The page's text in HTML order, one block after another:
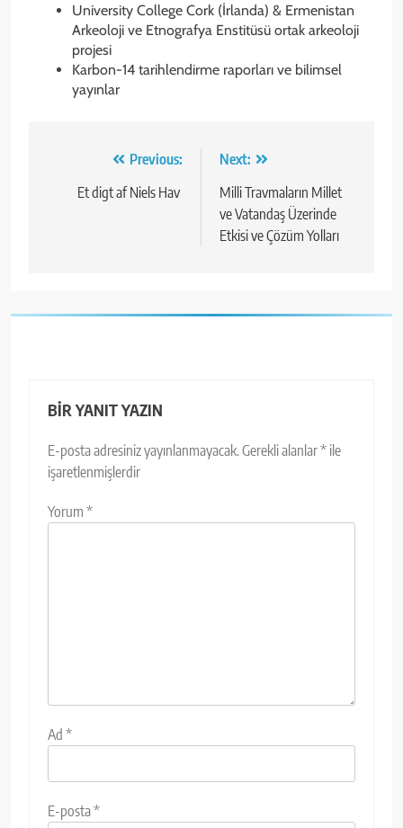
University College Cork (İrlanda) & Ermenistan
Arkeoloji ve Etnografya Enstitüsü ortak arkeoloji
projesi
Karbon-14 tarihlendirme raporları ve bilimsel
yayınlar
gezinmesi
Previous:
Et digt af Niels Hav
Next:
Milli Travmaların Millet
ve Vatandaş Üzerinde
Etkisi ve Çözüm Yolları
BIR YANIT YAZIN
E-posta adresiniz yayınlanmayacak.Gerekli alanlar* ile
işaretlenmişlerdir
Yorum *
Ad *
E-posta*